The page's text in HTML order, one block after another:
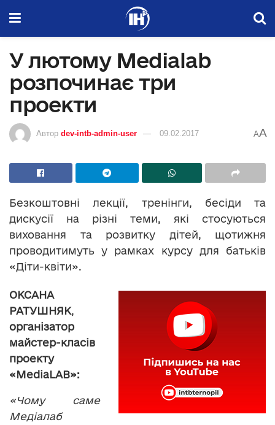
У лютому Medialab
розпочинає три
проекти
Автор dev-intb-admin-user 09.02.2017 AA
Безкоштовні лекції, тренінги, бесіди та
дискусії на різні теми, які стосуються
виховання та розвитку дітей, щотижня
проводитимуть у рамках курсу для батьків
«Діти-квіти».
ОКСАНА
РАТУШНЯК,
організатор
майстер-класів
проекту
«MediaLAB»:
«Чому саме
Медіалаб